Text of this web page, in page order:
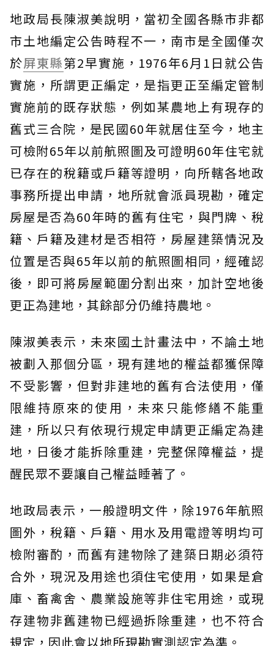
地政局長陳淑美說明，當初全國各縣市非都
市土地編定公告時程不一，南市是全國僅次
於屏東縣第2早實施，1976年6月1日就公告
實施，所謂更正編定，是指更正至編定管制
實施前的既存狀態，例如某農地上有現存的
舊式三合院，是民國60年就居住至今，地主
可檢附65年以前航照圖及可證明60年住宅就
已存在的稅籍或戶籍等證明，向所轄各地政
事務所提出申請，地所就會派員現勘，確定
房屋是否為60年時的舊有住宅，與門牌、稅
籍、戶籍及建材是否相符，房屋建築情況及
位置是否與65年以前的航照圖相同，經確認
後，即可將房屋範圍分割出來，加計空地後
更正為建地，其餘部分仍維持農地。
陳淑美表示，未來國土計畫法中，不論土地
被劃入那個分區，現有建地的權益都獲保障
不受影響，但對非建地的舊有合法使用，僅
限維持原來的使用，未來只能修繕不能重
建，所以只有依現行規定申請更正編定為建
地，日後才能拆除重建，完整保障權益，提
醒民眾不要讓自己權益睡著了。
地政局表示，一般證明文件，除1976年航照
圖外，稅籍、戶籍、用水及用電證等明均可
檢附審酌，而舊有建物除了建築日期必須符
合外，現況及用途也須住宅使用，如果是倉
庫、畜禽舍、農業設施等非住宅用途，或現
存建物非舊建物已經過拆除重建，也不符合
規定，因此會以地所現勘實測認定為準。